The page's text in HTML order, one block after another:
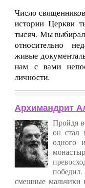
Число
истории Церкви
тысяч. Мы
относительно
живые
нам с вами
личности.
Архимандрит
Пройдя
он стал
одного
смешные мальчики